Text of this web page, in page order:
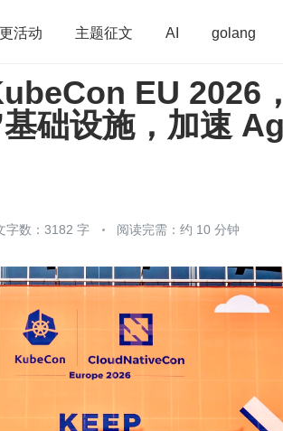
活动 主题征文 AI golang
算法 学习方法
运维 深度思考 低代码
EU 2026
础设施，加速
字数：3182 字 阅读完需：约 10 分钟